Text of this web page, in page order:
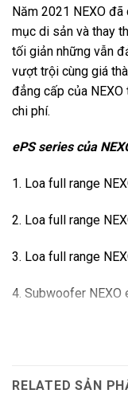
Năm 2021 NEXO
mục di sản và thay
tối giản những vẫn
vượt trội cùng giá
đẳng cấp của
chi phí.
ePS series của
1. Loa full range
2. Loa full range
3. Loa full range
4. Subwoofer NEXO
5. Subwoofer NEXO
Công suất:850 to
RELATED SẢN